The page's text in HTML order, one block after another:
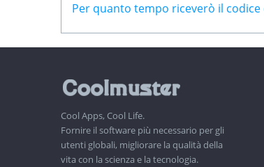
Per quanto tempo riceverò il
Cool Apps, Cool Life.
Fornire il software più necessario per gli
utenti globali, migliorare la qualità della
vita con la scienza e la tecnologia.